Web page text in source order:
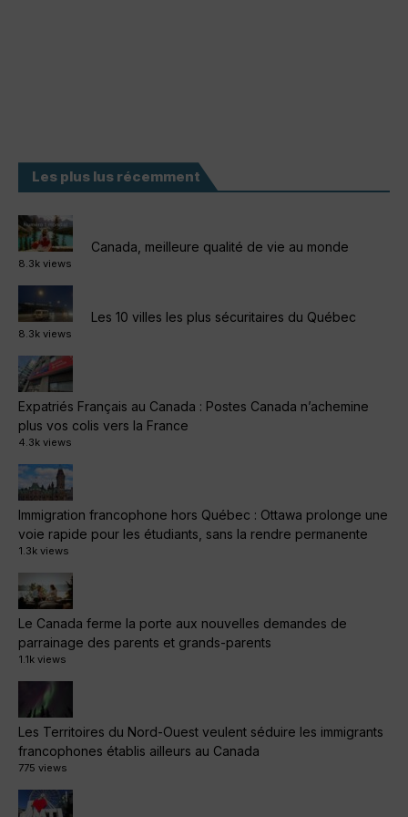
Les plus lus récemment
Canada, meilleure qualité de vie au monde
8.3k views
Les 10 villes les plus sécuritaires du Québec
8.3k views
Expatriés Français au Canada : Postes Canada n’achemine
plus vos colis vers la France
4.3k views
Immigration francophone hors Québec : Ottawa prolonge une
voie rapide pour les étudiants, sans la rendre permanente
1.3k views
Le Canada ferme la porte aux nouvelles demandes de
parrainage des parents et grands-parents
1.1k views
Les Territoires du Nord-Ouest veulent séduire les immigrants
francophones établis ailleurs au Canada
775 views